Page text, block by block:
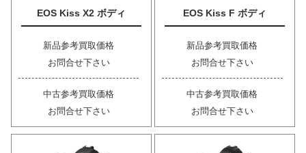
EOS Kiss X2 ボディ
新品参考買取価格
お問合せ下さい
中古参考買取価格
お問合せ下さい
EOS Kiss F ボディ
新品参考買取価格
お問合せ下さい
中古参考買取価格
お問合せ下さい